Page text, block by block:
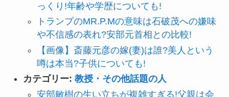
っくり!年齢や学歴についても!
トランプのMR.P.Mの意味は石破茂への嫌味
や不信感の表れ?安部元首相との比較!
【画像】斎藤元彦の嫁(妻)は誰?美人という
噂は本当?子供についても!
カテゴリー: 教授・その他話題の人
安部敏樹の生い立ちが複雑すぎる!父親は会